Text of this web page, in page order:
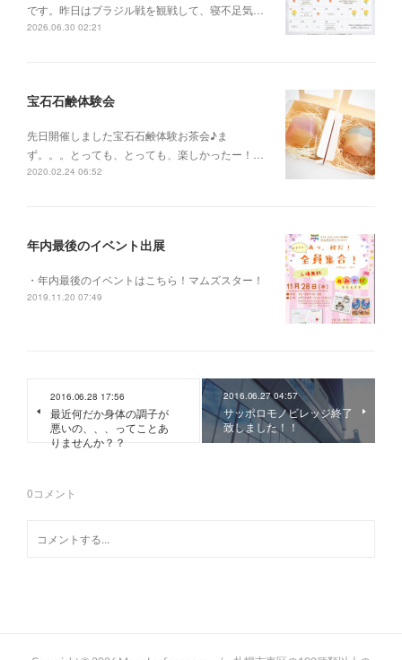
です。昨日はブラジル戦を観戦して、寝不足気…
2026.06.30 02:21
宝石石鹸体験会
先日開催しました宝石石鹸体験お茶会♪ま
ず。。。とっても、とっても、楽しかったー！…
2020.02.24 06:52
年内最後のイベント出展
・年内最後のイベントはこちら！マムズスター！
2019.11.20 07:49
2016.06.28 17:56
最近何だか身体の調子が
悪いの、、、ってことあ
りませんか？？
2016.06.27 04:57
サッポロモノビレッジ終了
致しました！！
0コメント